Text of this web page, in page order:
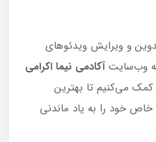
و ویرایش ویدئوهای
وب‌سایت آکادمی نیما اکرامی
کمک می‌کنیم تا بهترین
خاص خود را به یاد ماندنی